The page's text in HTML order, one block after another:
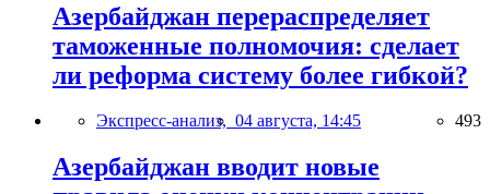
Азербайджан перераспределяет
таможенные полномочия: сделает
ли реформа систему более гибкой?
Экспресс-анализ, 04 августа, 14:45 493
Азербайджан вводит новые